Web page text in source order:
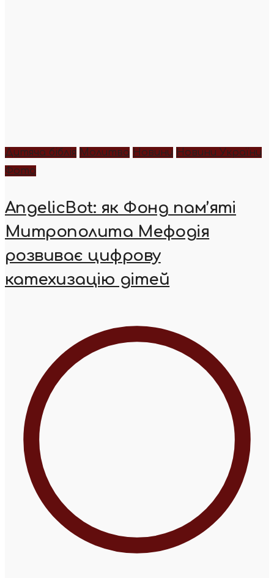
Дитяча біблія Молитва Новини Новини України
Фото
AngelicBot: як Фонд пам’яті
Митрополита Мефодія
розвиває цифрову
катехизацію дітей